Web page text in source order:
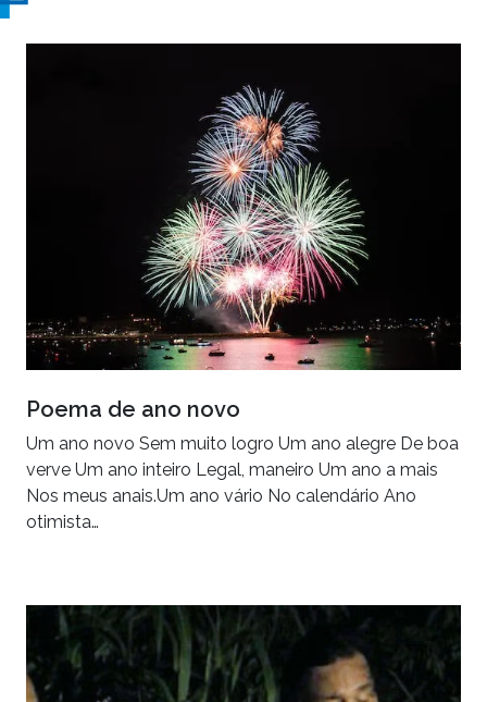
Poema de ano novo
Um ano novo Sem muito logro Um ano alegre De boa
verve Um ano inteiro Legal, maneiro Um ano a mais
Nos meus anais.Um ano vário No calendário Ano
otimista…